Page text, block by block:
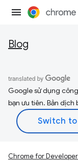
Blog
Google sử dụng
bạn ưu tiên. Bản dịch
Chrome for